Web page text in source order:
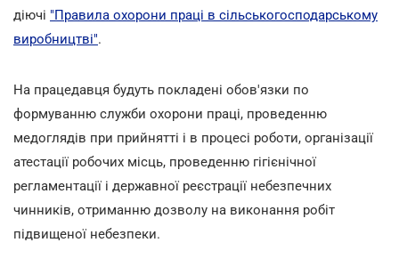
діючі "Правила охорони праці в сільськогосподарському
виробництві".
На працедавця будуть покладені обов'язки по
формуванню служби охорони праці, проведенню
медоглядів при прийнятті і в процесі роботи, організації
атестації робочих місць, проведенню гігієнічної
регламентації і державної реєстрації небезпечних
чинників, отриманню дозволу на виконання робіт
підвищеної небезпеки.